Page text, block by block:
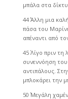
μπάλα στα
44΄ Άλλη μια
πάσα του
απέναντι από
45΄ Λίγο πριν
συνεννόηση
αντιπάλους.
μπλοκάρει την
50΄ Μεγάλη